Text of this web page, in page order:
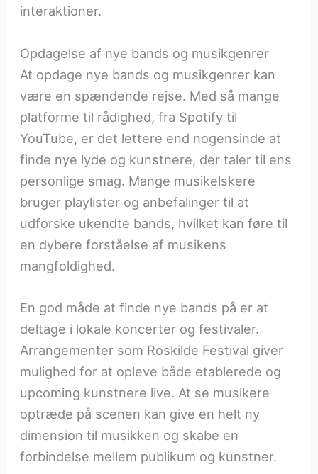
interaktioner.
Opdagelse af nye bands og musikgenrer
At opdage nye bands og musikgenrer kan
være en spændende rejse. Med så mange
platforme til rådighed, fra Spotify til
YouTube, er det lettere end nogensinde at
finde nye lyde og kunstnere, der taler til ens
personlige smag. Mange musikelskere
bruger playlister og anbefalinger til at
udforske ukendte bands, hvilket kan føre til
en dybere forståelse af musikens
mangfoldighed.
En god måde at finde nye bands på er at
deltage i lokale koncerter og festivaler.
Arrangementer som Roskilde Festival giver
mulighed for at opleve både etablerede og
upcoming kunstnere live. At se musikere
optræde på scenen kan give en helt ny
dimension til musikken og skabe en
forbindelse mellem publikum og kunstner.